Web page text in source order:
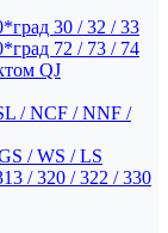
30 / 32 / 33
72 / 73 / 74
QJ
/ NCF / NNF /
/ WS / LS
/ 320 / 322 / 330